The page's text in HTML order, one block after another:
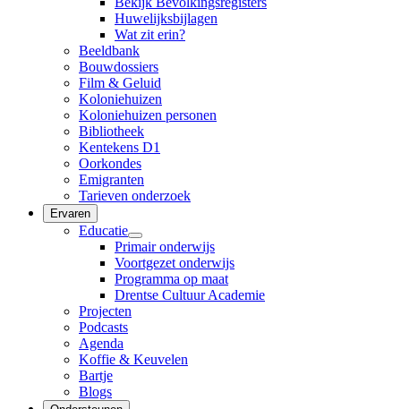
Huwelijksbijlagen
Wat zit erin?
Beeldbank
Bouwdossiers
Film & Geluid
Koloniehuizen
Koloniehuizen personen
Bibliotheek
Kentekens D1
Oorkondes
Emigranten
Tarieven onderzoek
Ervaren
Educatie
Primair onderwijs
Voortgezet onderwijs
Programma op maat
Drentse Cultuur Academie
Projecten
Podcasts
Agenda
Koffie & Keuvelen
Bartje
Blogs